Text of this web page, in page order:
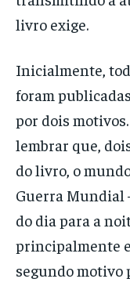
livro exige.
Inicialmente,
foram
por dois
lembrar que,
do livro, o
Guerra Mundial
do dia para a
principalmente
segundo motivo